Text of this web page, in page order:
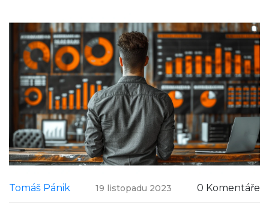
Tomáš Pánik 19 listopadu 2023 0 Komentáře